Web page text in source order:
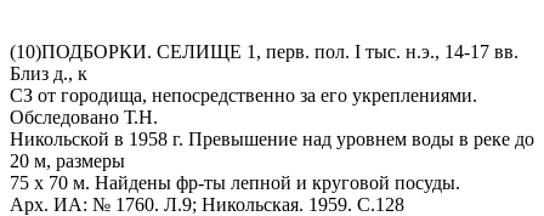
(10)ПОДБОРКИ. СЕЛИЩЕ 1, перв. пол. I тыс. н.э., 14-17 вв.
Близ д., к
СЗ от городища, непосредственно за его укреплениями.
Обследовано Т.Н.
Никольской в 1958 г. Превышение над уровнем воды в реке до
20 м, размеры
75 х 70 м. Найдены фр-ты лепной и круговой посуды.
Арх. ИА: № 1760. Л.9; Никольская. 1959. С.128